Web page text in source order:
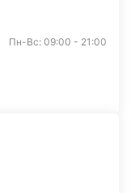
Пн-Вс: 09:00 - 21:00